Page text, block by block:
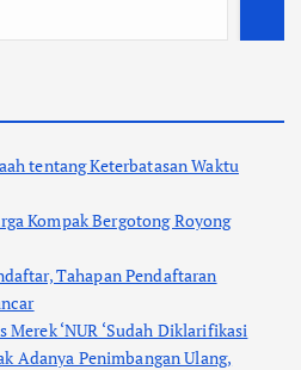
tentang Keterbatasan Waktu
Kompak Bergotong Royong
Tahapan Pendaftaran
‘NUR ‘Sudah Diklarifikasi
Adanya Penimbangan Ulang,